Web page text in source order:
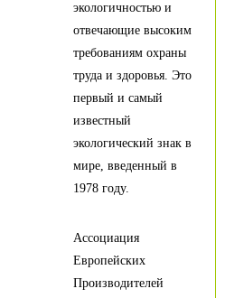
экологичностью и
отвечающие высоким
требованиям охраны
труда и здоровья. Это
первый и самый
известный
экологический знак в
мире, введенный в
1978 году.
Ассоциация
Европейских
Производителей